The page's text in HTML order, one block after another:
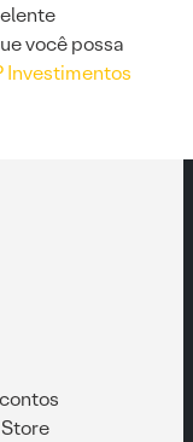
você possa
Investimentos